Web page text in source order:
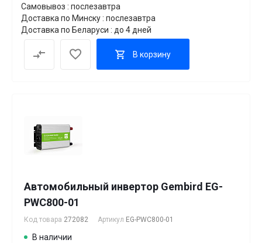
Самовывоз : послезавтра
Доставка по Минску : послезавтра
Доставка по Беларуси : до 4 дней
В корзину
Автомобильный инвертор Gembird EG-
PWC800-01
Код товара 272082 Артикул EG-PWC800-01
В наличии